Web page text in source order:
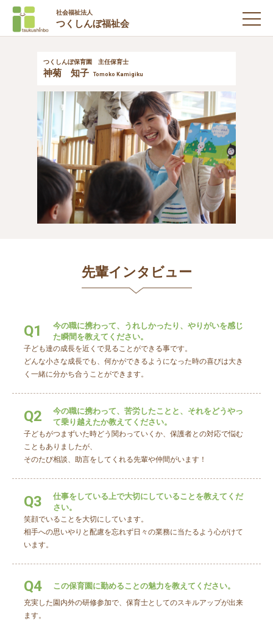
社会福祉法人
つくしんぼ福祉会
キャリア採用募集要項
お問い合わせ
つくしんぼ保育園 主任保育士
神菊 知子 Tomoko Kamigiku
先輩インタビュー
Q1
今の職に携わって、うれしかったり、やりがいを感じ
た瞬間を教えてください。
子ども達の成長を近くで見ることができる事です。
どんな小さな成長でも、何かができるようになった時の喜びは大き
く一緒に分かち合うことができます。
Q2
今の職に携わって、苦労したことと、それをどうやっ
て乗り越えたか教えてください。
子どもがつまずいた時どう関わっていくか、保護者との対応で悩む
こともありましたが、
そのたび相談、助言をしてくれる先輩や仲間がいます！
Q3
仕事をしている上で大切にしていることを教えてくだ
さい。
笑顔でいることを大切にしています。
相手への思いやりと配慮を忘れず日々の業務に当たるよう心がけて
います。
Q4 この保育園に勤めることの魅力を教えてください。
充実した園内外の研修参加で、保育士としてのスキルアップが出来
ます。